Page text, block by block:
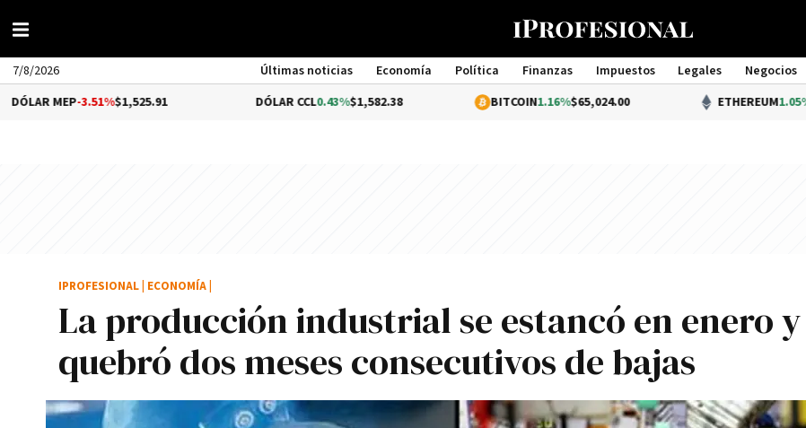
7/8/2026 Últimas noticias Economía Política Finanzas Impuestos Legales Negocios
Management
-3.51%$1,525.91 0.43%$1,582.38 1.16%$65,024.00 ETHEREUM1.05%$1,919.76
La producción industrial se estancó en enero y
quebró dos meses consecutivos de bajas
IPROFESIONAL ECONOMÍA